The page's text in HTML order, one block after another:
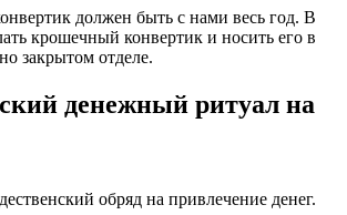
должен быть с нами весь год. В
крошечный конвертик и носить его в
закрытом отделе.
денежный ритуал на
обряд на привлечение денег.